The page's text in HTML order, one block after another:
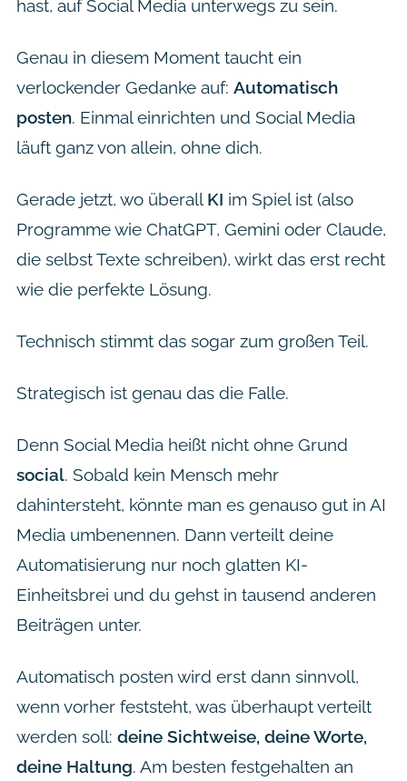
hast, auf Social Media unterwegs zu sein.
Genau in diesem Moment taucht ein
verlockender Gedanke auf: Automatisch
posten. Einmal einrichten und Social Media
läuft ganz von allein, ohne dich.
Gerade jetzt, wo überall KI im Spiel ist (also
Programme wie ChatGPT, Gemini oder Claude,
die selbst Texte schreiben), wirkt das erst recht
wie die perfekte Lösung.
Technisch stimmt das sogar zum großen Teil.
Strategisch ist genau das die Falle.
Denn Social Media heißt nicht ohne Grund
social. Sobald kein Mensch mehr
dahintersteht, könnte man es genauso gut in AI
Media umbenennen. Dann verteilt deine
Automatisierung nur noch glatten KI-
Einheitsbrei und du gehst in tausend anderen
Beiträgen unter.
Automatisch posten wird erst dann sinnvoll,
wenn vorher feststeht, was überhaupt verteilt
werden soll: deine Sichtweise, deine Worte,
deine Haltung. Am besten festgehalten an